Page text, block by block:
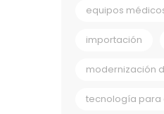
equipos
importación
modernización
tecnología para